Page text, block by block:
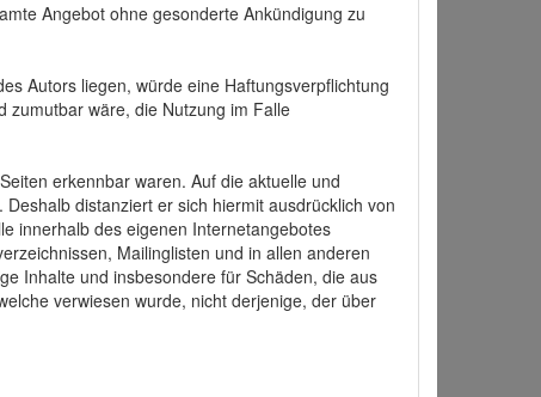
Angebot ohne gesonderte Ankündigung zu
Autors liegen, würde eine Haftungsverpflichtung
zumutbar wäre, die Nutzung im Falle
erkennbar waren. Auf die aktuelle und
distanziert er sich hiermit ausdrücklich von
innerhalb des eigenen Internetangebotes
Mailinglisten und in allen anderen
Inhalte und insbesondere für Schäden, die aus
verwiesen wurde, nicht derjenige, der über